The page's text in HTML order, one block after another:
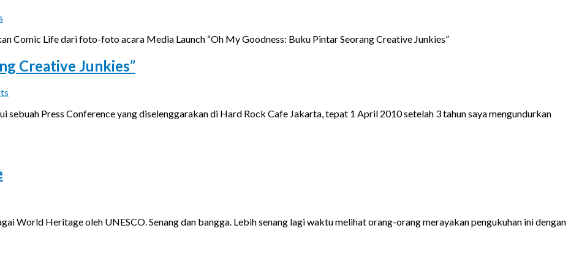
Comic Life dari foto-foto acara Media Launch “Oh My Goodness: Buku Pintar Seorang Creative Junkies”
Creative Junkies”
Press Conference yang diselenggarakan di Hard Rock Cafe Jakarta, tepat 1 April 2010 setelah 3 tahun saya mengundurkan
World Heritage oleh UNESCO. Senang dan bangga. Lebih senang lagi waktu melihat orang-orang merayakan pengukuhan ini dengan